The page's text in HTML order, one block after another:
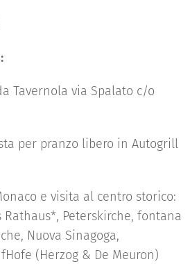
Tavernola via Spalato c/o
per pranzo libero in Autogrill
e visita al centro storico:
Peterskirche, fontana
Nuova Sinagoga,
(Herzog & De Meuron)